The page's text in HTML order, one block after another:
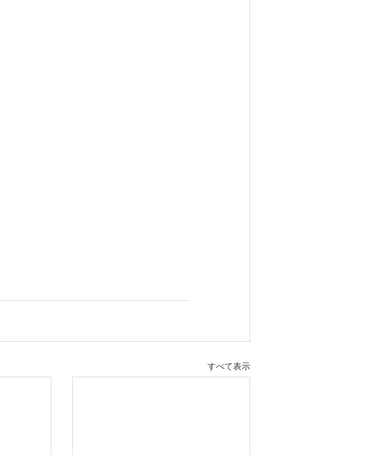
すべて表示